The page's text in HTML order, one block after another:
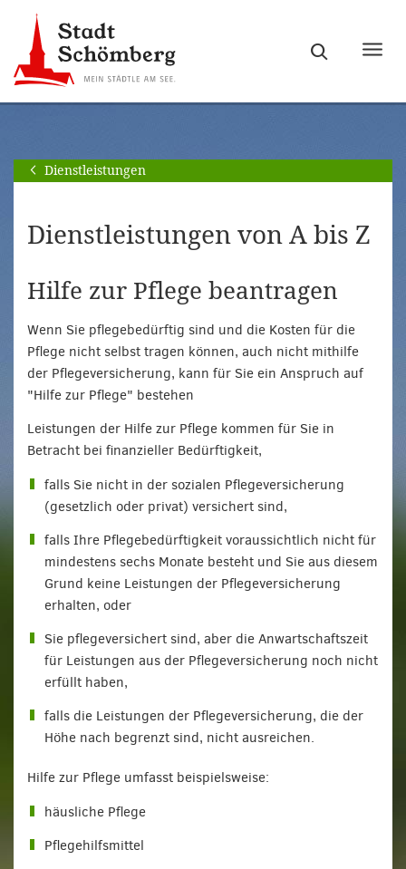
Hauptnavigation
springen
[Alt]+
Seiteninhalt
springen
[Alt]+
Dienstleistungen
Dienstleistungen von A bis Z
Hilfe zur Pflege beantragen
Wenn Sie pflegebedürftig sind und die Kosten für die
Pflege nicht selbst tragen können, auch nicht mithilfe
der Pflegeversicherung, kann für Sie ein Anspruch auf
"Hilfe zur Pflege" bestehen
Leistungen der Hilfe zur Pflege kommen für Sie in
Betracht bei finanzieller Bedürftigkeit,
falls Sie nicht in der sozialen Pflegeversicherung
(gesetzlich oder privat) versichert sind,
falls Ihre Pflegebedürftigkeit voraussichtlich nicht für
mindestens sechs Monate besteht und Sie aus diesem
Grund keine Leistungen der Pflegeversicherung
erhalten, oder
Sie pflegeversichert sind, aber die Anwartschaftszeit
für Leistungen aus der Pflegeversicherung noch nicht
erfüllt haben,
falls die Leistungen der Pflegeversicherung, die der
Höhe nach begrenzt sind, nicht ausreichen.
Hilfe zur Pflege umfasst beispielsweise:
häusliche Pflege
Pflegehilfsmittel